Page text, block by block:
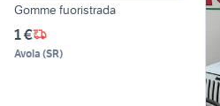
Gomme fuoristrada
1 €
Avola (SR)